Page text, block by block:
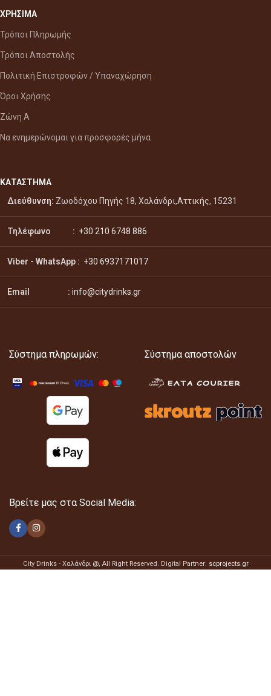
ΧΡΗΣΙΜΑ
Τρόποι Πληρωμής
Τρόποι Αποστολής
Πολιτική Επιστροφών / Υπαναχώρηση
Όροι Χρήσης
Ζώνη Α
Να ενημερώνομαι για προσφορές μήνα
ΚΑΤΑΣΤΗΜΑ
Διεύθυνση: Ζωοδόχου Πηγής 18, Χαλάνδρι,Αττικής, 15231
Τηλέφωνο : +30 210 6748 886
Viber - WhatsApp : +30 6937171017
Email : info@citydrinks.gr
Σύστημα πληρωμών: Σύστημα αποστολών
Βρείτε μας στα Social Media:
City Drinks - Χαλάνδρι @, All Right Reserved. Digital Partner: scprojects.gr